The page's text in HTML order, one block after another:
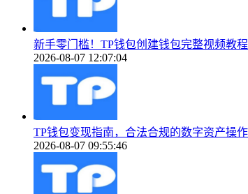
新手零门槛！TP钱包创建钱包完整视频教程
2026-08-07 12:07:04
TP钱包变现指南，合法合规的数字资产操
2026-08-07 09:55:46